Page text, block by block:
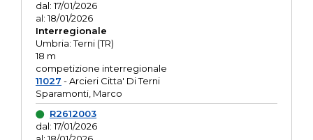
dal: 17/01/2026
al: 18/01/2026
Interregionale
Umbria: Terni (TR)
18 m
competizione interregionale
11027 - Arcieri Citta' Di Terni
Sparamonti, Marco
R2612003
dal: 17/01/2026